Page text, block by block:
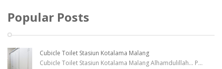
Popular Posts
Cubicle Toilet Stasiun Kotalama Malang
Cubicle Toilet Stasiun Kotalama Malang Alhamdulillah... P...